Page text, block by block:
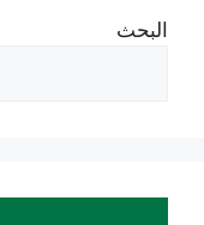
البحث